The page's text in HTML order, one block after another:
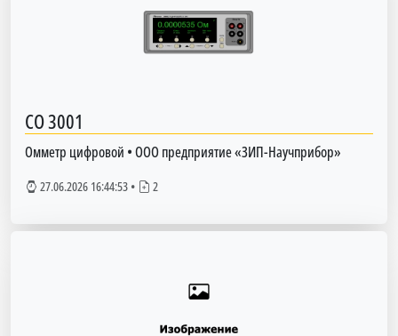
СО 3001
Омметр цифровой •ООО предприятие «ЗИП-Научприбор»
27.06.2026 16:44:53 • 2